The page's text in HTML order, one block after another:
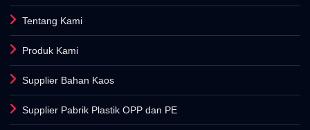
Tentang Kami
Produk Kami
Supplier Bahan Kaos
Supplier Pabrik Plastik OPP dan PE